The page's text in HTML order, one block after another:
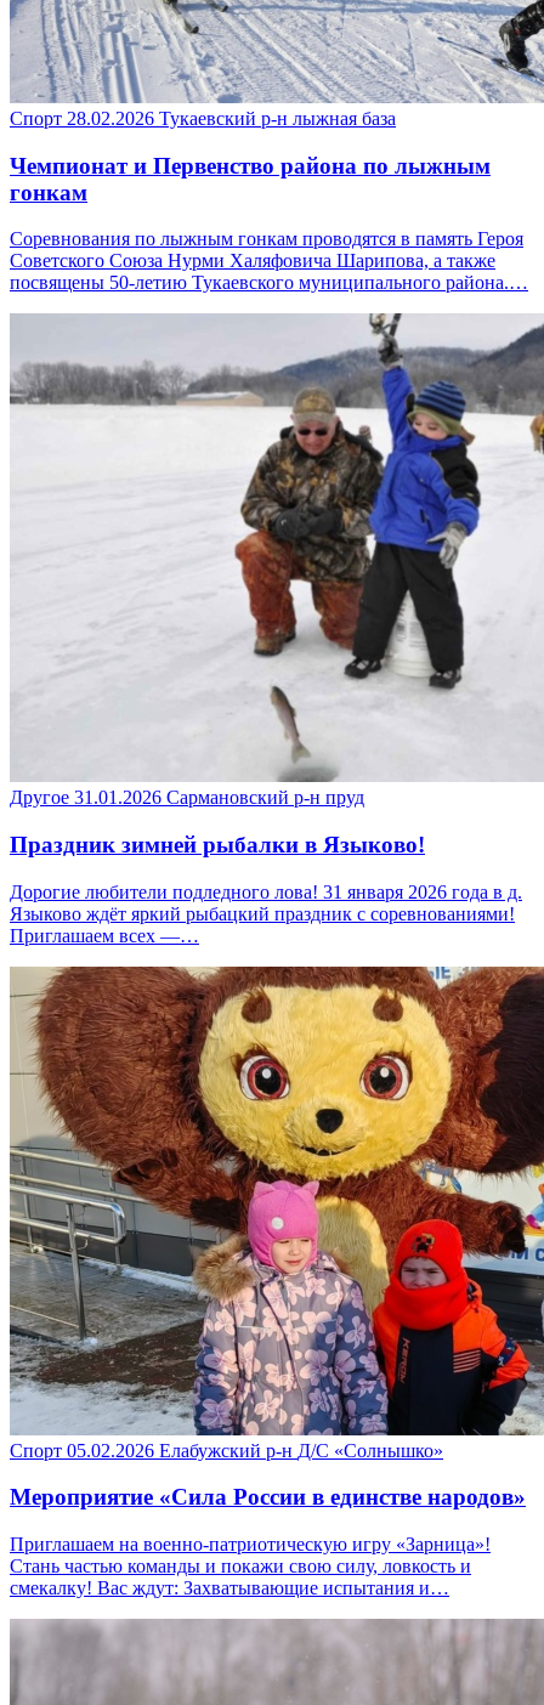
Спорт 28.02.2026 Тукаевский р-н лыжная база
Чемпионат и Первенство района по лыжным
гонкам
Соревнования по лыжным гонкам проводятся в память Героя
Советского Союза Нурми Халяфовича Шарипова, а также
посвящены 50-летию Тукаевского муниципального района.…
Другое 31.01.2026 Сармановский р-н пруд
Праздник зимней рыбалки в Языково!
Дорогие любители подледного лова! 31 января 2026 года в д.
Языково ждёт яркий рыбацкий праздник с соревнованиями!
Приглашаем всех —…
Спорт 05.02.2026 Елабужский р-н Д/С «Солнышко»
Мероприятие «Сила России в единстве народов»
Приглашаем на военно-патриотическую игру «Зарница»!
Стань частью команды и покажи свою силу, ловкость и
смекалку! Вас ждут: Захватывающие испытания и…